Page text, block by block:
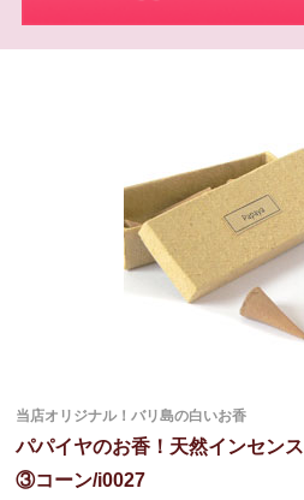
当店オリジナル！バリ島の白いお香
パパイヤのお香！天然インセンス
③コーン/i0027